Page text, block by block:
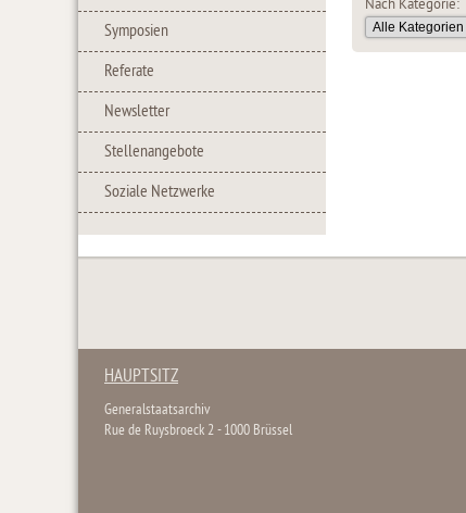
Symposien
Referate
Newsletter
Stellenangebote
Soziale Netzwerke
Nach Kategorie:
HAUPTSITZ
Generalstaatsarchiv
Rue de Ruysbroeck 2 - 1000 Brüssel